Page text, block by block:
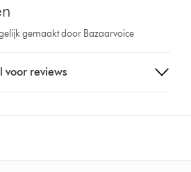
gemaakt door Bazaarvoice
voor reviews